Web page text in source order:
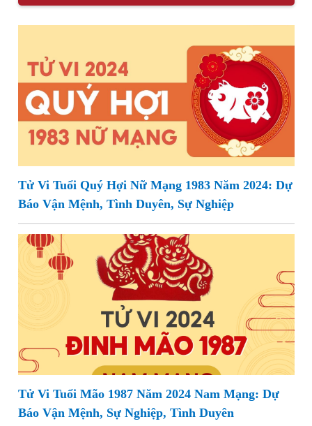
Tử Vi Tuổi Quý Hợi Nữ Mạng 1983 Năm 2024: Dự
Báo Vận Mệnh, Tình Duyên, Sự Nghiệp
Tử Vi Tuổi Mão 1987 Năm 2024 Nam Mạng: Dự
Báo Vận Mệnh, Sự Nghiệp, Tình Duyên